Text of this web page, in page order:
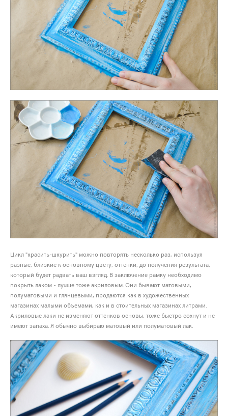
Цикл "красить-шкурить" можно повторять несколько раз, используя
разные, близкие к основному цвету, оттенки, до получения результата,
который будет радвать ваш взгляд. В заключение рамку необходимо
покрыть лаком - лучше тоже акриловым. Они бывают матовыми,
полуматовыми и глянцевыми, продаются как в художественных
магазинах малыми объемами, как и в стоительных магазинах литрами.
Акриловые лаки не изменяют оттенков основы, тоже быстро сохнут и не
имеют запаха. Я обычно выбираю матовый или полуматовый лак.